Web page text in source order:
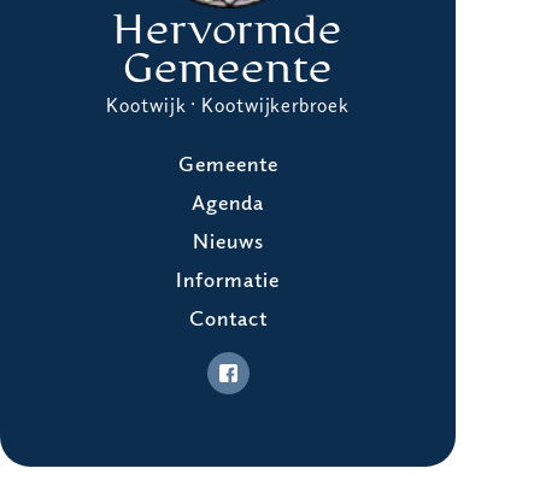
Hervormde
Gemeente
Kootwijk · Kootwijkerbroek
Gemeente
Agenda
Nieuws
Informatie
Contact